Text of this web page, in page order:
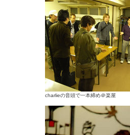
charlieの音頭で一本締め＠楽屋